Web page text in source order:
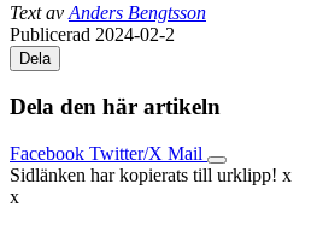
Text avAnders Bengtsson
Publicerad 2024-02-2
Dela
Dela den här artikeln
Facebook Twitter/X Mail
Sidlänken har kopierats till urklipp! x
x